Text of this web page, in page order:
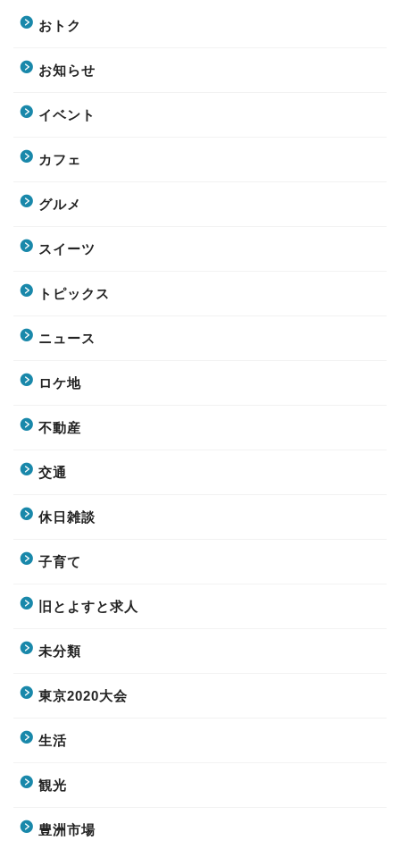
おトク
お知らせ
イベント
カフェ
グルメ
スイーツ
トピックス
ニュース
ロケ地
不動産
交通
休日雑談
子育て
旧とよすと求人
未分類
東京2020大会
生活
観光
豊洲市場